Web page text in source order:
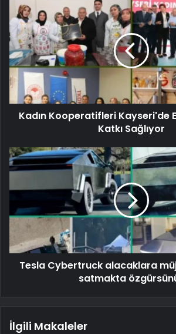
Kadın Kooperatifleri Kayseri'de
Katkı Sağlıyor
Tesla Cybertruck alacaklara
satmakta
İlgili Makaleler